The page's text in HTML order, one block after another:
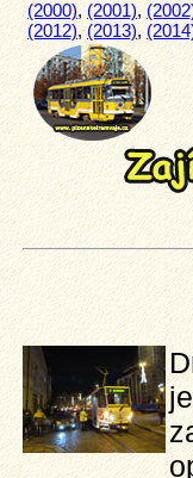
(2000),(2001),
(2012),(2013),